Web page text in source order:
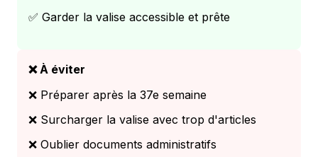
✅ Garder la valise accessible et prête
❌ À éviter
❌ Préparer après la 37e semaine
❌ Surcharger la valise avec trop d'articles
❌ Oublier documents administratifs